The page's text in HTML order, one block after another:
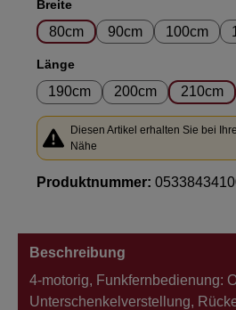
Breiteauswählen
80cm 90cm 100cm
Längeauswählen
190cm 200cm 210cm
Diesen Artikel erhalten Sie bei
Nähe
Produktnummer:
Beschreibung
4-motorig, Funkfernbedienung:
Unterschenkelverstellung,